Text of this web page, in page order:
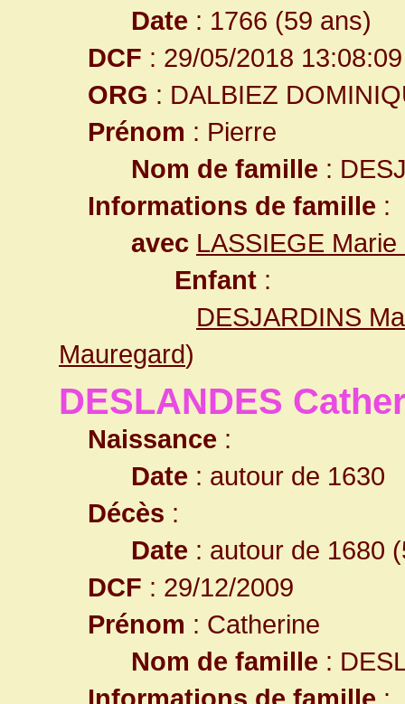
Date : 1766 (59 ans)
DCF : 29/05/2018 13:08:09
ORG : DALBIEZ
Prénom : Pierre
Nom de famille :
Informations de famille :
avec LASSIEGE Marie
Enfant :
DESJARDINS
Mauregard)
DESLANDES
Naissance :
Date : autour de 1630
Décès :
Date : autour de 1680
DCF : 29/12/2009
Prénom : Catherine
Nom de famille :